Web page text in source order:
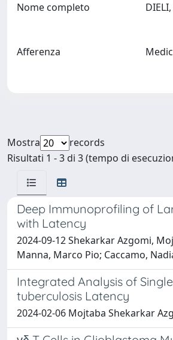
Nome completo
Afferenza
Mostra
records
Risultati 1 - 3 di 3 (tempo di
Deep Immunoprofiling of
with Latency
2024-09-12 Shekarkar Azgomi,
Manna, Marco Pio; Caccamo,
Integrated Analysis of
tuberculosis Latency
2024-02-06 Mojtaba Shekarkar